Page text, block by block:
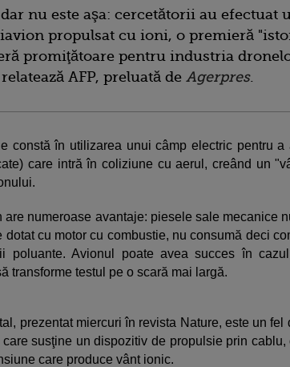
nu este aşa: cercetătorii au efectuat
propulsat cu ioni, o premieră
promiţătoare pentru industria
AFP, preluată de Agerpres.
constă în utilizarea unui câmp electric pentru a
care intră în coliziune cu aerul, creând un
are numeroase avantaje: piesele sale mecanice
cu motor cu combustie, nu consumă deci
poluante. Avionul poate avea succes în
transforme testul pe o scară mai largă.
prezentat miercuri în revista Nature, este un fel
susţine un dispozitiv de propulsie prin cablu,
care produce vânt ionic.